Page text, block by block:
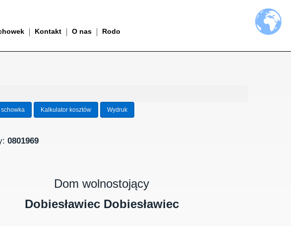
Kontakt O nas Rodo
Kalkulator kosztów Wydruk
0801969
Dom wolnostojący
Dobiesławiec Dobiesławiec